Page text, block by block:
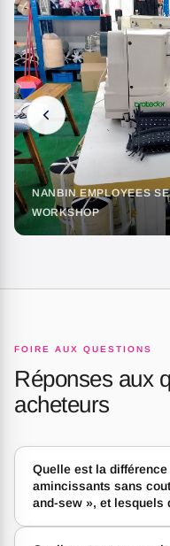
SHAPEWEAR FABRIC
FOIRE AUX QUESTIONS
Réponses aux
acheteurs
Quelle est la
amincissants sans
and-sew », et lesquels